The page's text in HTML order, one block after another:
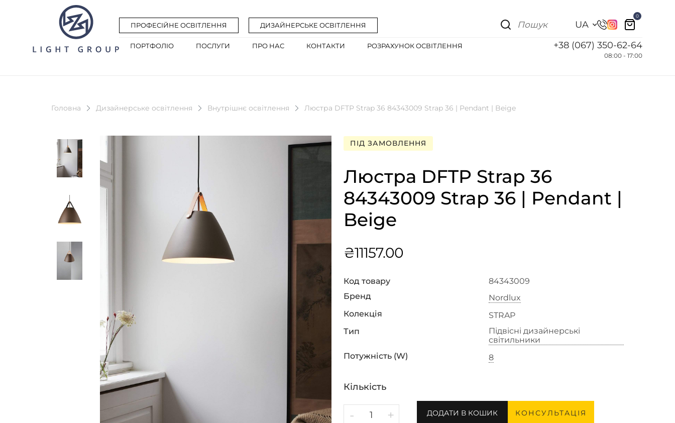
ПРОФЕСІЙНЕ ОСВІТЛЕННЯ ДИЗАЙНЕРСЬКЕ ОСВІТЛЕННЯ UA
0
ПОРТФОЛІО ПОСЛУГИ ПРО НАС КОНТАКТИ РОЗРАХУНОК ОСВІТЛЕННЯ +38 (067) 350-62-64
08:00 - 17:00
Головна Дизайнерське освітлення Внутрішнє освітлення Люстра DFTP Strap 36 84343009 Strap 36 | Pendant | Beige
ПІД ЗАМОВЛЕННЯ
Люстра DFTP Strap 36
84343009 Strap 36 | Pendant |
Beige
₴11157.00
Код товару
84343009
Бренд
Nordlux
Колекція
STRAP
Тип
Підвісні дизайнерські
світильники
Потужність (W)
8
Кількість
- + ДОДАТИ В КОШИК КОНСУЛЬТАЦІЯ